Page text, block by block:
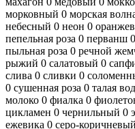
морковный 0 морская
небесный 0 неон 0
пепельная роза 0 перванш 0
пыльная роза 0 речной
рыжий 0 салатовый 0
слива 0 сливки 0
0 сушенная роза 0 талая
молоко 0 фиалка 0
цикламен 0 чернильный 0
ежевика 0 серо-коричневый